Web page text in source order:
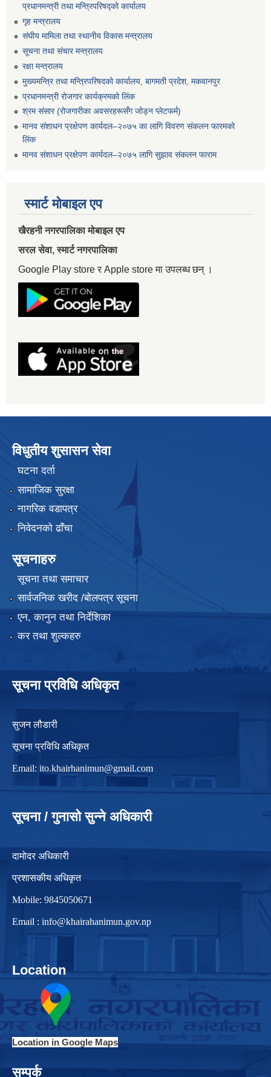
प्रधानमन्त्री तथा मन्त्रिपरिषद्को कार्यालय
गृह मन्त्रालय
संघीय मामिला तथा स्थानीय विकास मन्त्रालय
सूचना तथा संचार मन्त्रालय
रक्षा मन्त्रालय
मुख्यमन्त्रि तथा मन्त्रिपरिषदको कार्यालय, बागमती प्रदेश, मकवानपुर
प्रधानमन्त्री रोजगार कार्यक्रमको लिंक
श्रम संसार (रोजगारीका अवसरहरूसँग जोड्न प्लेटफर्म)
मानव संशाधन प्रक्षेपण कार्यदल–२०७५ का लागि विवरण संकलन फारमको
लिंक
मानव संशाधन प्रक्षेपण कार्यदल–२०७५ लागि सुझाव संकलन फाराम
स्मार्ट मोबाइल एप
खैरहनी नगरपालिका मोबाइल एप
सरल सेवा, स्मार्ट नगरपालिका
Google Play store र Apple store मा उपलब्ध छन् ।
विधुतीय शुसासन सेवा
घटना दर्ता
सामाजिक सुरक्षा
नागरिक वडापत्र
निवेदनको ढाँचा
सूचनाहरु
सूचना तथा समाचार
सार्वजनिक खरीद /बोलपत्र सूचना
एन, कानुन तथा निर्देशिका
कर तथा शुल्कहरु
सूचना प्रविधि अधिकृत
सुजन लौडारी
सूचना प्रविधि अधिकृत
Email: ito.khairhanimun@gmail.com
सूचना / गुनासो सुन्ने अधिकारी
दामोदर अधिकारी
प्रशासकीय अधिकृत
Mobile: 9845050671
Email : info@khairahanimun.gov.np
Location
Location in Google Maps
सम्पर्क